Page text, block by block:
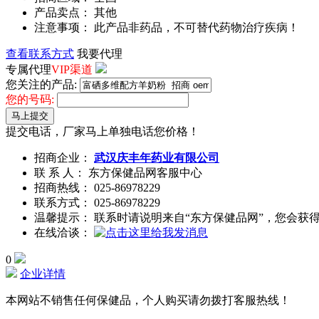
产品卖点： 其他
注意事项： 此产品非药品，不可替代药物治疗疾病！
查看联系方式 我要代理
专属代理VIP渠道
您关注的产品:
您的号码:
马上提交
提交电话，厂家马上单独电话您价格！
招商企业： 武汉庆丰年药业有限公司
联 系 人： 东方保健品网客服中心
招商热线： 025-86978229
联系方式： 025-86978229
温馨提示： 联系时请说明来自“东方保健品网”，您会获
在线洽谈：
0
企业详情
本网站不销售任何保健品，个人购买请勿拨打客服热线！